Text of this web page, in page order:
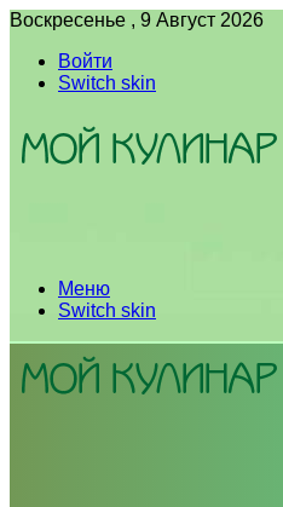
Воскресенье , 9 Август 2026
Войти
Switch skin
Меню
Switch skin